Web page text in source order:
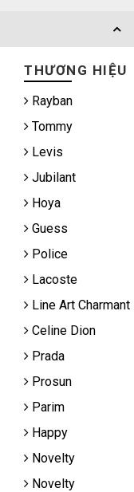
THƯƠNG HIỆU
Rayban
Tommy
Levis
Jubilant
Hoya
Guess
Police
Lacoste
Line Art Charmant
Celine Dion
Prada
Prosun
Parim
Happy
Novelty
Novelty